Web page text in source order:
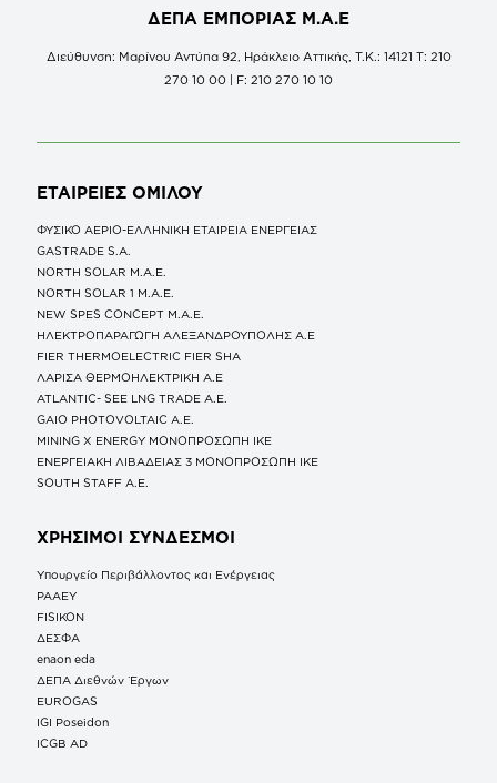
ΔΕΠΑ ΕΜΠΟΡΙΑΣ Μ.Α.Ε
Διεύθυνση: Μαρίνου Αντύπα 92, Ηράκλειο Αττικής, Τ.Κ.: 14121 Τ: 210
270 10 00 | F: 210 270 10 10
ΕΤΑΙΡΕΙΕΣ ΟΜΙΛΟΥ
ΦΥΣΙΚΟ ΑΕΡΙΟ-ΕΛΛΗΝΙΚΗ ΕΤΑΙΡΕΙΑ ΕΝΕΡΓΕΙΑΣ
GASTRADE S.A.
NORTH SOLAR M.Α.Ε.
NORTH SOLAR 1 M.Α.Ε.
NEW SPES CONCEPT Μ.Α.Ε.
ΗΛΕΚΤΡΟΠΑΡΑΓΩΓΗ ΑΛΕΞΑΝΔΡΟΥΠΟΛΗΣ A.E
FIER THERMOELECTRIC FIER SHA
ΛΑΡΙΣΑ ΘΕΡΜΟΗΛΕΚΤΡΙΚΗ A.E
ATLANTIC- SEE LNG TRADE A.E.
GAIO PHOTOVOLTAIC Α.Ε.
MINING X ENERGY ΜΟΝΟΠΡΟΣΩΠΗ ΙΚΕ
ΕΝΕΡΓΕΙΑΚΗ ΛΙΒΑΔΕΙΑΣ 3 ΜΟΝΟΠΡΟΣΩΠΗ ΙΚΕ
SOUTH STAFF Α.Ε.
ΧΡΗΣΙΜΟΙ ΣΥΝΔΕΣΜΟΙ
Υπουργείο Περιβάλλοντος και Ενέργειας
ΡΑΑΕΥ
FISIKON
ΔΕΣΦΑ
enaon eda
ΔΕΠΑ Διεθνών Έργων
EUROGAS
IGI Poseidon
ICGB AD